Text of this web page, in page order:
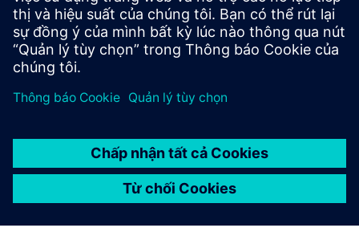
(không có pin) và tuyệt đối đa vòng 21 bit (pin).